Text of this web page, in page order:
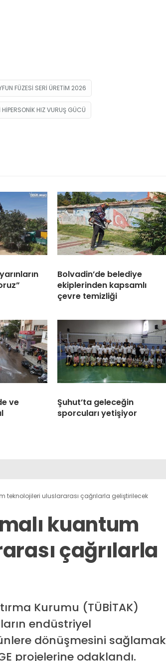
FÜZESI SERI ÜRETIM 2026
HIPERSONIK HIZ VURUŞ GÜCÜ
Bolvadin’de belediye
ekiplerinden kapsamlı
çevre temizliği
ve
Şuhut’ta geleceğin
sporcuları yetişiyor
teknolojileri uluslararası çağrılarla geliştirilecek
kuantum
çağrılarla
Kurumu (TÜBİTAK)
endüstriyel
dönüşmesini sağlamak
projelerine odaklandı.